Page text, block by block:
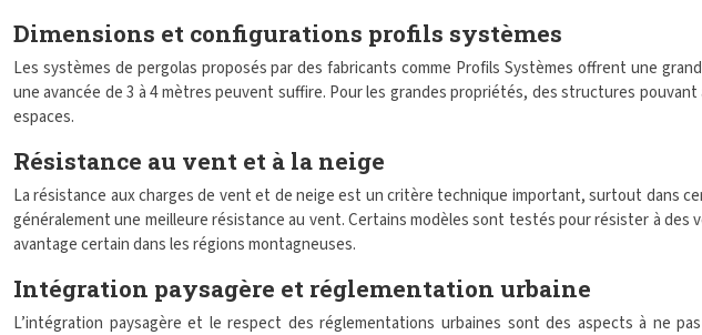
Dimensions et configurations profils systèmes
Les systèmes de pergolas proposés par des fabricants comme Profils Systèmes offrent une
une avancée de 3 à 4 mètres peuvent suffire. Pour les grandes propriétés, des structures
espaces.
Résistance au vent et à la neige
La résistance aux charges de vent et de neige est un critère technique important, surtout dans
généralement une meilleure résistance au vent. Certains modèles sont testés pour résister à des
avantage certain dans les régions montagneuses.
Intégration paysagère et réglementation urbaine
L’intégration paysagère et le respect des réglementations urbaines sont des aspects à ne